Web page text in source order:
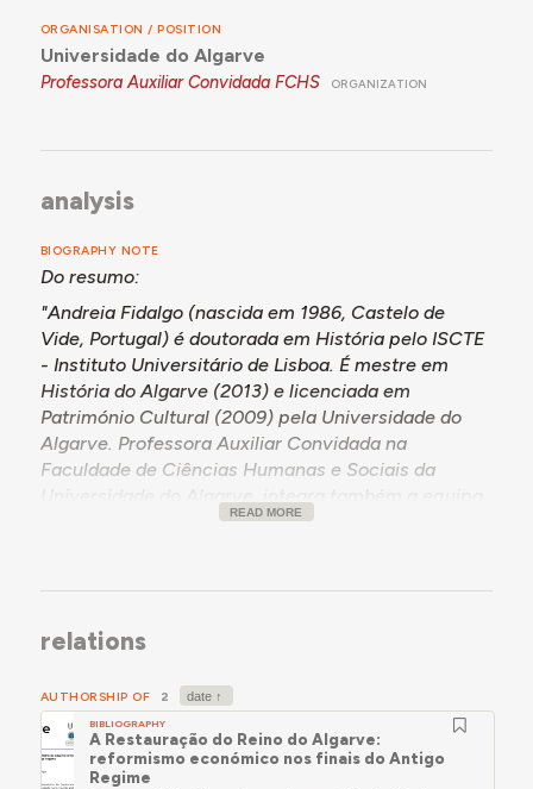
ORGANISATION / POSITION
Universidade do Algarve
Professora Auxiliar Convidada FCHS ORGANIZATION
analysis
BIOGRAPHY NOTE
Do resumo:
"Andreia Fidalgo (nascida em 1986, Castelo de
Vide, Portugal) é doutorada em História pelo ISCTE
- Instituto Universitário de Lisboa. É mestre em
História do Algarve (2013) e licenciada em
Património Cultural (2009) pela Universidade do
Algarve. Professora Auxiliar Convidada na
Faculdade de Ciências Humanas e Sociais da
de investigação do CEG-UAb ((Centro de Estudos
planos reformistas iluministas concebidos no final
do Antigo Regime. Autora de artigos, capítulos e
anteriormente envolvida na organização de
diversas exposições, encontros académicos e
projetos de investigação." ( cienciavitae.pt)
READ MORE
relations
AUTHORSHIP OF 2
BIBLIOGRAPHY
A Restauração do Reino do Algarve:
reformismo económico nos finais do Antigo
Regime